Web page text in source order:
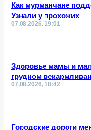
Как мурманчане
Узнали у прохожих
07.08.2026, 19:01
Здоровье мамы и
грудном
07.08.2026, 18:42
Городские дороги